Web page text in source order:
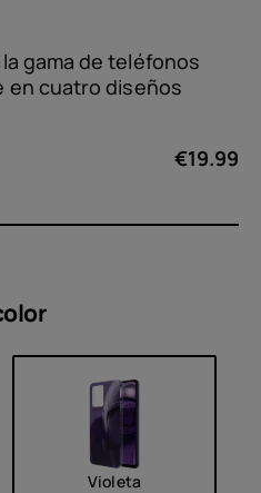
gama de teléfonos
en cuatro diseños
€19.99
Violeta